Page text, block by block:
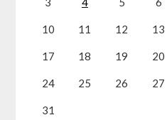
10 11 12 13
17 18 19 20
24 25 26 27
31